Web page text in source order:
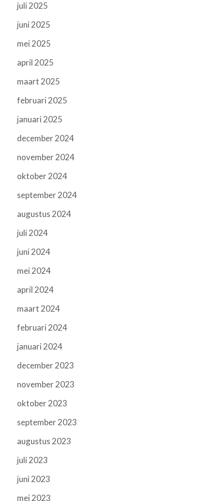
juli 2025
juni 2025
mei 2025
april 2025
maart 2025
februari 2025
januari 2025
december 2024
november 2024
oktober 2024
september 2024
augustus 2024
juli 2024
juni 2024
mei 2024
april 2024
maart 2024
februari 2024
januari 2024
december 2023
november 2023
oktober 2023
september 2023
augustus 2023
juli 2023
juni 2023
mei 2023